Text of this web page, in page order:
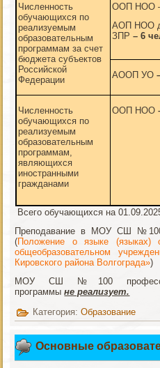
Численность
обучающихся по
реализуемым
образовательным
программам за счет
бюджета субъектов
Российской
Федерации
ООП НОО
АОП НОО
ЗПР– 6
АООП УО
Численность
обучающихся по
реализуемым
образовательным
программам,
являющихся
иностранными
гражданами
ООП НОО
Всего обучающихся на
Преподавание в МОУ СШ
(Положение о языке (языках)
общеобразовательном
Кировского района Волгограда»)
МОУ СШ №100
программыне реализует.
Категория:Образование
Основные